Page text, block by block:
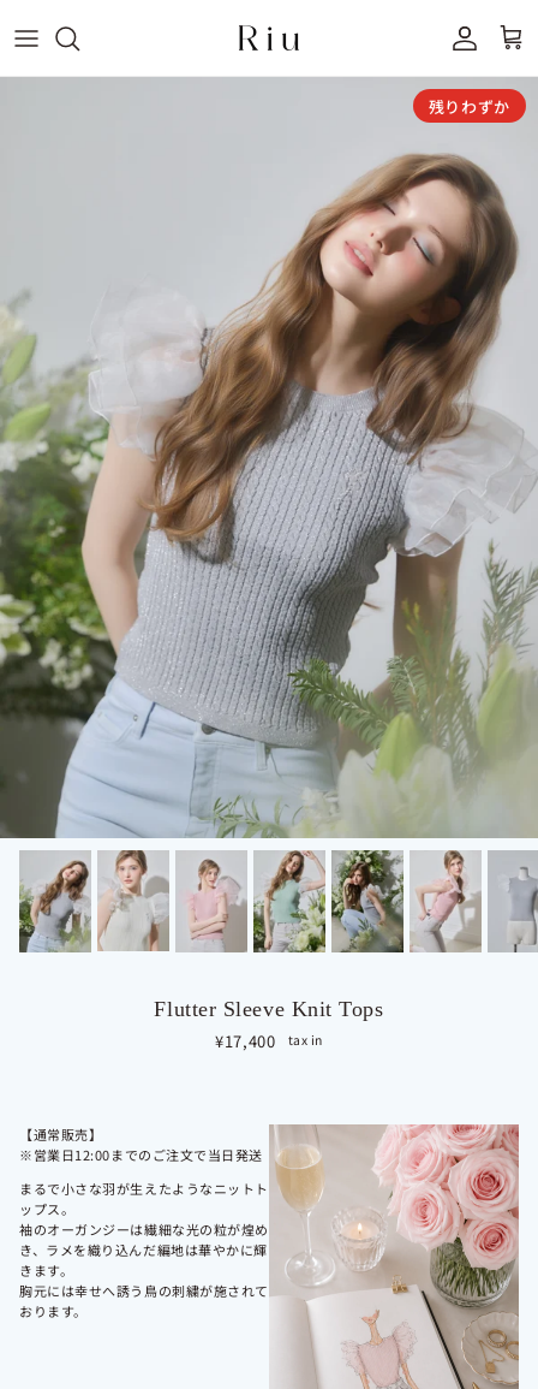
アカウン
残りわずか
Flutter Sleeve Knit Tops
定価
¥17,400 tax in
【通常販売】
※営業日12:00までのご注文で当日発送
まるで小さな羽が生えたようなニットト
ップス。
袖のオーガンジーは繊細な光の粒が煌め
き、ラメを織り込んだ編地は華やかに輝
きます。
胸元には幸せへ誘う鳥の刺繍が施されて
おります。